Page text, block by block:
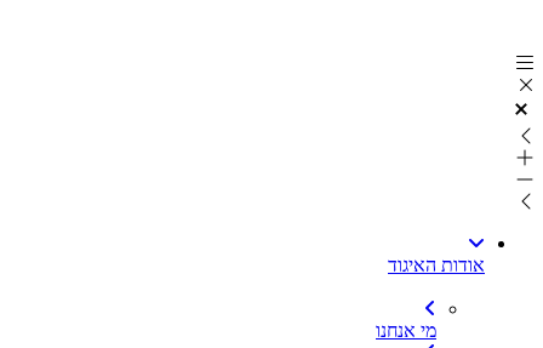
אודות האיגוד
מי אנחנו